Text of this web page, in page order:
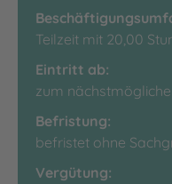
Teilzeit mit 20,00
Eintritt ab:
zum
Befristung:
befristet ohne
Vergütung: